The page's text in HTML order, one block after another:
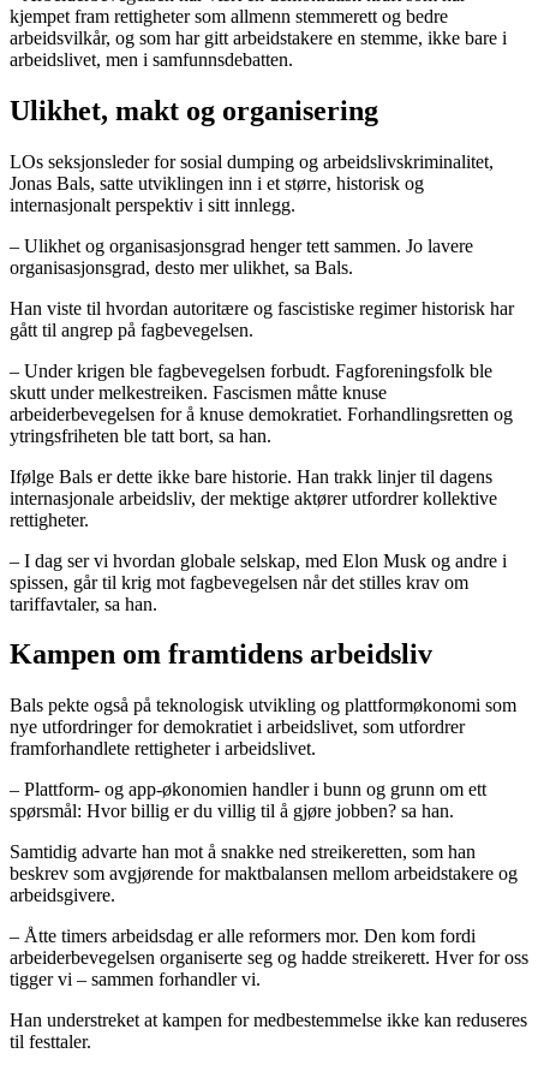
kjempet fram rettigheter som allmenn stemmerett og bedre
arbeidsvilkår, og som har gitt arbeidstakere en stemme, ikke bare i
arbeidslivet, men i samfunnsdebatten.
Ulikhet, makt og organisering
LOs seksjonsleder for sosial dumping og arbeidslivskriminalitet,
Jonas Bals, satte utviklingen inn i et større, historisk og
internasjonalt perspektiv i sitt innlegg.
– Ulikhet og organisasjonsgrad henger tett sammen. Jo lavere
organisasjonsgrad, desto mer ulikhet, sa Bals.
Han viste til hvordan autoritære og fascistiske regimer historisk har
gått til angrep på fagbevegelsen.
– Under krigen ble fagbevegelsen forbudt. Fagforeningsfolk ble
skutt under melkestreiken. Fascismen måtte knuse
arbeiderbevegelsen for å knuse demokratiet. Forhandlingsretten og
ytringsfriheten ble tatt bort, sa han.
Ifølge Bals er dette ikke bare historie. Han trakk linjer til dagens
internasjonale arbeidsliv, der mektige aktører utfordrer kollektive
rettigheter.
– I dag ser vi hvordan globale selskap, med Elon Musk og andre i
spissen, går til krig mot fagbevegelsen når det stilles krav om
tariffavtaler, sa han.
Kampen om framtidens arbeidsliv
Bals pekte også på teknologisk utvikling og plattformøkonomi som
nye utfordringer for demokratiet i arbeidslivet, som utfordrer
framforhandlete rettigheter i arbeidslivet.
– Plattform- og app-økonomien handler i bunn og grunn om ett
spørsmål: Hvor billig er du villig til å gjøre jobben? sa han.
Samtidig advarte han mot å snakke ned streikeretten, som han
beskrev som avgjørende for maktbalansen mellom arbeidstakere og
arbeidsgivere.
– Åtte timers arbeidsdag er alle reformers mor. Den kom fordi
arbeiderbevegelsen organiserte seg og hadde streikerett. Hver for oss
tigger vi – sammen forhandler vi.
Han understreket at kampen for medbestemmelse ikke kan reduseres
til festtaler.